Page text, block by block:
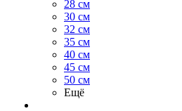
28 см
30 см
32 см
35 см
40 см
45 см
50 см
Ещё